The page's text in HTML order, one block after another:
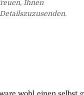
Ihnen